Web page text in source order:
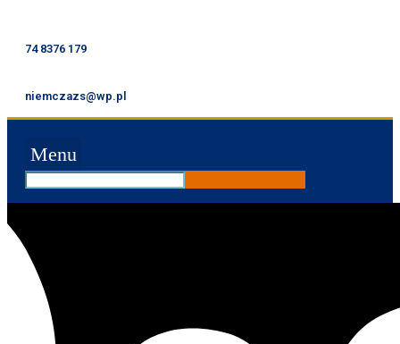
74 8376 179
niemczazs@wp.pl
Menu